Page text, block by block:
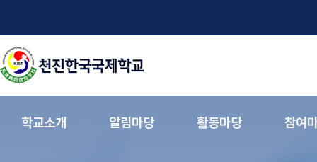
학교소개 알림마당 활동마당 참여